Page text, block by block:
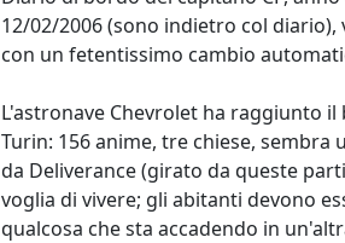
12/02/2006 (sono indietro col diario),
con un fetentissimo cambio
L'astronave Chevrolet ha raggiunto
Turin: 156 anime, tre chiese, sembra
da Deliverance (girato da queste
voglia di vivere; gli abitanti devono
qualcosa che sta accadendo in